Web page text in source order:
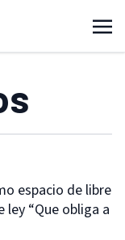
espacio de libre
ley “Que obliga a